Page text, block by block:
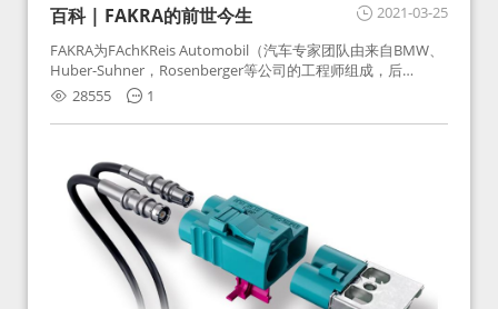
2021-03-25
百科 | FAKRA的前世今生
FAKRA为FAchKReis Automobil（汽车专家团队由来自BMW、
Huber-Suhner，Rosenberger等公司的工程师组成，后
Huber-Suhner相关连接器业务及技术在2010年并入
Rosenberger）缩写。起初为BMW需求用于车载收音机天线连
接，如今FAKRA已成为汽车行业通用标准的射频连接器，被业
28555 1